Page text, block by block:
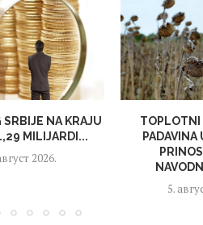
SRBIJE NA KRAJU
MILIJARDI...
2026.
TOPLOTNI
PADAVINA
5.